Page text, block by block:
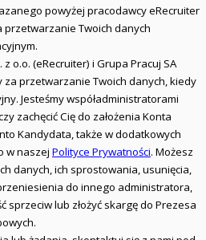
powyżej pracodawcy eRecruiter
Twoich danych
o.o. (eRecruiter) i Grupa Pracuj SA
za przetwarzanie Twoich danych, kiedy
Jesteśmy współadministratorami
zachęcić Cię do założenia Konta
Kandydata, także w dodatkowych
w naszej Polityce Prywatności. Możesz
danych, ich sprostowania, usunięcia,
do innego administratora,
sprzeciw lub złożyć skargę do Prezesa